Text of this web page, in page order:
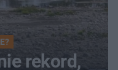
rekord,